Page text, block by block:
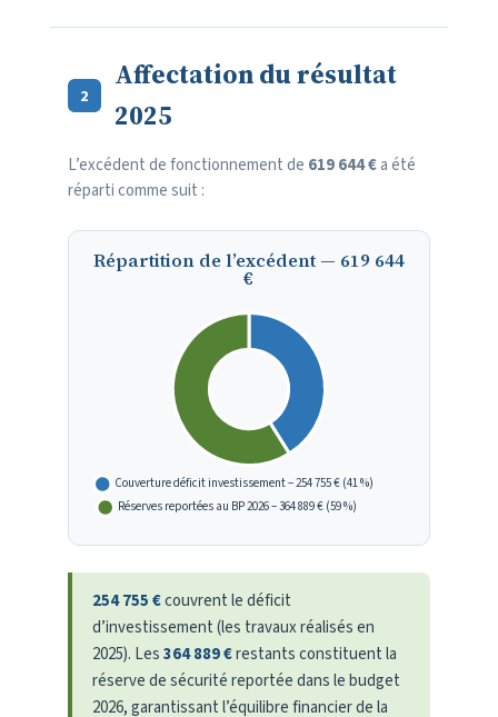
2
Affectation du résultat
2025
L’excédent de fonctionnement de 619 644 €a été
réparti comme suit :
Répartition de l’excédent — 619 644
€
254 755 €couvrent le déficit
d’investissement (les travaux réalisés en
2025). Les364 889 €restants constituent la
réserve de sécurité reportée dans le budget
2026, garantissant l’équilibre financier de la